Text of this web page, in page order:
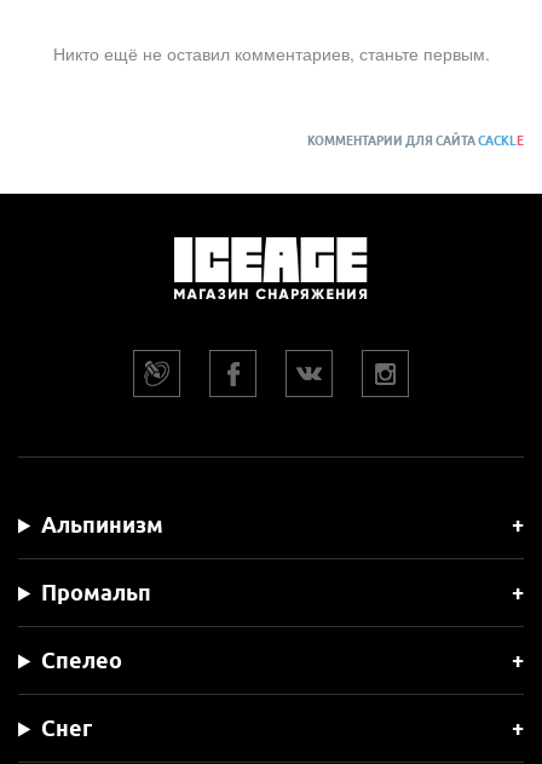
Никто ещё не оставил комментариев, станьте первым.
КОММЕНТАРИИ ДЛЯ САЙТАCACKL E
Альпинизм
Промальп
Спелео
Снег